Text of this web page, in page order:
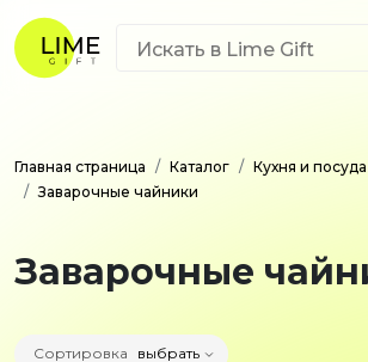
Главная страница Каталог
Кухня и посуда
Заварочные чайники
Заварочные
Сортировка выбрать